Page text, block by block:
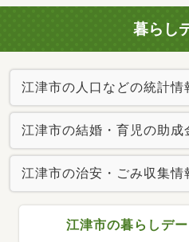
暮らし
江津市の人口などの統計情
江津市の結婚・育児の助成
江津市の治安・ごみ収集情
江津市の暮らしデ